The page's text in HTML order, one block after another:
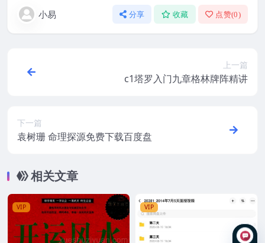
小易 分享 收藏 点赞(0)
上一篇
c1塔罗入门九章格林牌阵精讲
下一篇
袁树珊 命理探源免费下载百度盘
相关文章
VIP VIP